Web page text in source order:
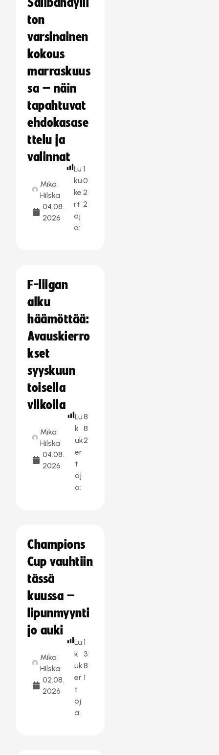
Salibandylii
ton
varsinainen
kokous
marraskuus
sa – näin
tapahtuvat
ehdokasase
ttelu ja
valinnat
Mika
Hilska
04.08.
2026
Lu
ku
ke
rt
oj
a:
1
0
2
2
F-liigan
alku
häämöttää:
Avauskierro
kset
syyskuun
toisella
viikolla
Mika
Hilska
04.08.
2026
Lu
k
uk
er
t
oj
a:
8
8
2
Champions
Cup vauhtiin
tässä
kuussa –
lipunmyynti
jo auki
Mika
Hilska
02.08.
2026
Lu
k
uk
er
t
oj
a:
1
3
8
1